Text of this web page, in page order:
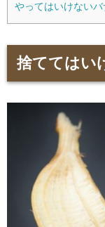
やってはいけない
捨ててはい